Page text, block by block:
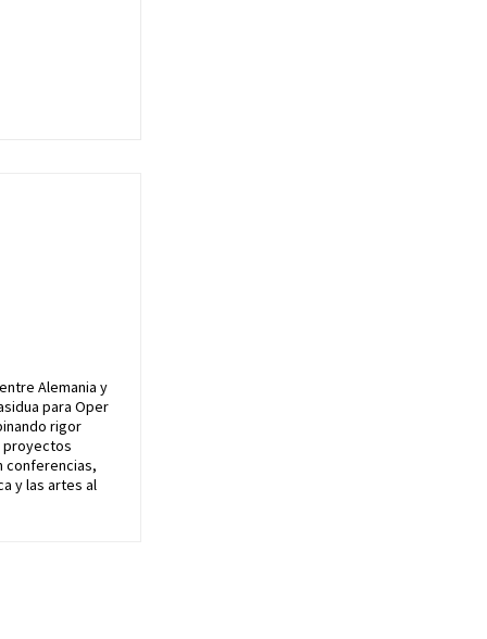
Alemania y
para Oper
rigor
proyectos
conferencias,
y las artes al